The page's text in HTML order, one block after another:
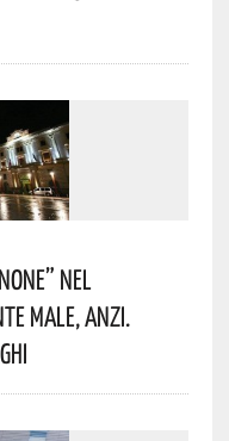
NEL
MALE, ANZI.